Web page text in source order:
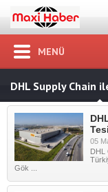
MENÜ
DHL Supply Chain
05
DHL
Gök ...